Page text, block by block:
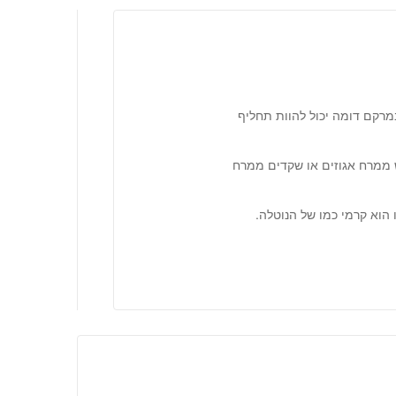
דומה יכול להוות תחליף
אגוזים או שקדים ממרח
קרמי כמו של הנוטלה.